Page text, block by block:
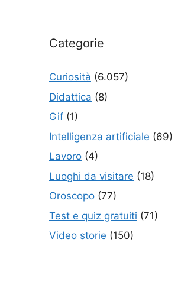
Categorie
Curiosità (6.057)
Didattica (8)
Gif (1)
Intelligenza artificiale (69)
Lavoro (4)
Luoghi da visitare (18)
Oroscopo (77)
Test e quiz gratuiti (71)
Video storie (150)